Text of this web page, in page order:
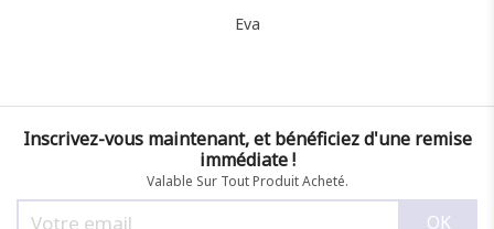
Eva
Inscrivez-vous maintenant, et bénéficiez d'une remise
immédiate !
Valable Sur Tout Produit Acheté.